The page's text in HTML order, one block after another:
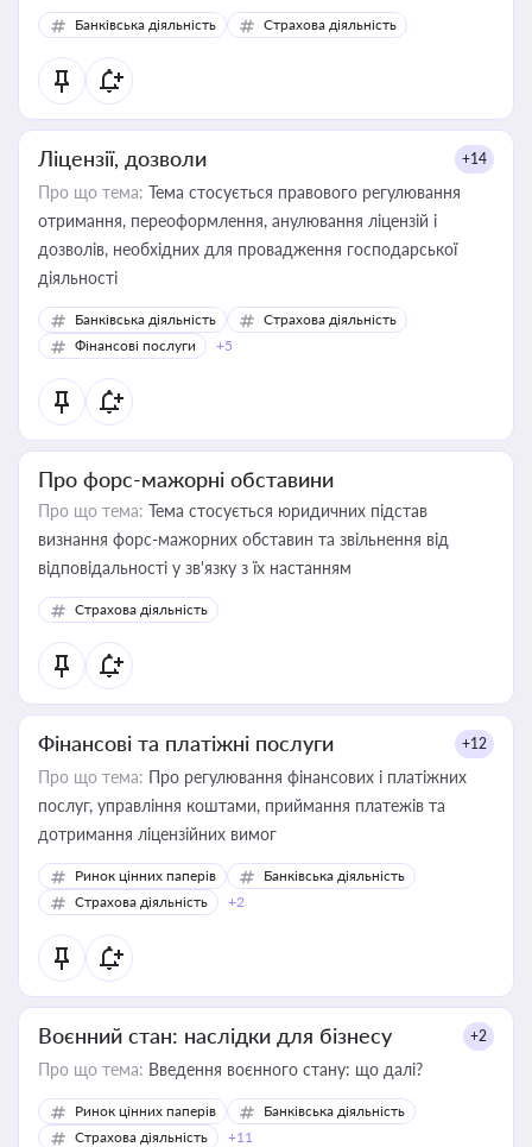
забезпечувати їх належне прийняття органами влади та
контрагентами
Банківська діяльність Страхова діяльність
Ліцензії, дозволи +14
Про що тема: Тема стосується правового регулювання
отримання, переоформлення, анулювання ліцензій і
дозволів, необхідних для провадження господарської
діяльності
Банківська діяльність
Страхова діяльність
Фінансові послуги
+5
Про форс-мажорні обставини
Про що тема: Тема стосується юридичних підстав
визнання форс-мажорних обставин та звільнення від
відповідальності у зв'язку з їх настанням
Страхова діяльність
Фінансові та платіжні послуги +12
Про що тема: Про регулювання фінансових і платіжних
послуг, управління коштами, приймання платежів та
дотримання ліцензійних вимог
Ринок цінних паперів
Банківська діяльність
Страхова діяльність
+2
Воєнний стан: наслідки для бізнесу +2
Про що тема: Введення воєнного стану: що далі?
Ринок цінних паперів
Банківська діяльність
Страхова діяльність
+11